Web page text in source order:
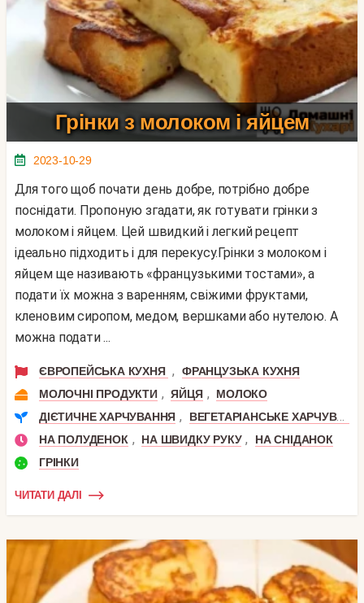
Грінки з молоком і яйцем
2023-10-29
Для того щоб почати день добре, потрібно добре
поснідати. Пропоную згадати, як готувати грінки з
молоком і яйцем. Цей швидкий і легкий рецепт
ідеально підходить і для перекусу.Грінки з молоком і
яйцем ще називають «французькими тостами», а
подати їх можна з варенням, свіжими фруктами,
кленовим сиропом, медом, вершками або нутелою. А
можна подати ...
ЄВРОПЕЙСЬКА КУХНЯ ,
ФРАНЦУЗЬКА КУХНЯ
МОЛОЧНІ ПРОДУКТИ , ЯЙЦЯ ,
МОЛОКО
ДІЄТИЧНЕ ХАРЧУВАННЯ ,
ВЕГЕТАРІАНСЬКЕ ХАРЧУВАННЯ
НА ПОЛУДЕНОК , НА ШВИДКУ РУКУ ,
НА СНІДАНОК
ГРІНКИ
ЧИТАТИ ДАЛІ